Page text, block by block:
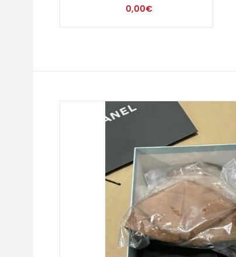
0,00€